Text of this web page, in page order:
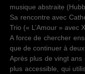
musique abstraite
Sa rencontre avec
Trio (« L’Amour » avec
A force de chercher
que de continuer à
Après plus de vingt
plus accessible, qui